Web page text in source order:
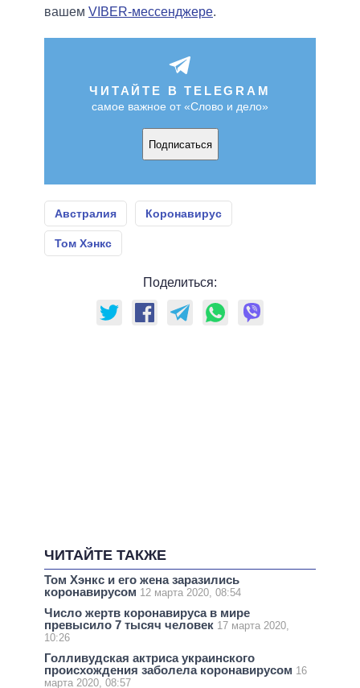
вашем VIBER-мессенджере.
ЧИТАЙТЕ В TELEGRAM
самое важное от «Слово и дело»
Подписаться
Австралия Коронавирус
Том Хэнкс
Поделиться:
ЧИТАЙТЕ ТАКЖЕ
Том Хэнкс и его жена заразились
коронавирусом 12 марта 2020, 08:54
Число жертв коронавируса в мире
превысило 7 тысяч человек 17 марта 2020,
10:26
Голливудская актриса украинского
происхождения заболела коронавирусом 16
марта 2020, 08:57